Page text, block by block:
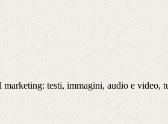
testi, immagini, audio e video,